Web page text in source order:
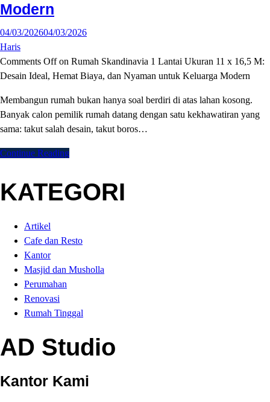
Modern
04/03/202604/03/2026
Haris
Comments Offon Rumah Skandinavia 1 Lantai Ukuran 11 x 16,5 M:
Desain Ideal, Hemat Biaya, dan Nyaman untuk Keluarga Modern
Membangun rumah bukan hanya soal berdiri di atas lahan kosong.
Banyak calon pemilik rumah datang dengan satu kekhawatiran yang
sama: takut salah desain, takut boros…
Continue Reading
KATEGORI
Artikel
Cafe dan Resto
Kantor
Masjid dan Musholla
Perumahan
Renovasi
Rumah Tinggal
AD Studio
Kantor Kami